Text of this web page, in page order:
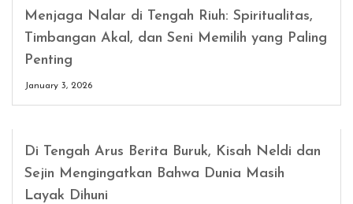
Menjaga Nalar di Tengah Riuh: Spiritualitas,
Timbangan Akal, dan Seni Memilih yang Paling
Penting
January 3, 2026
Di Tengah Arus Berita Buruk, Kisah Neldi dan
Sejin Mengingatkan Bahwa Dunia Masih
Layak Dihuni